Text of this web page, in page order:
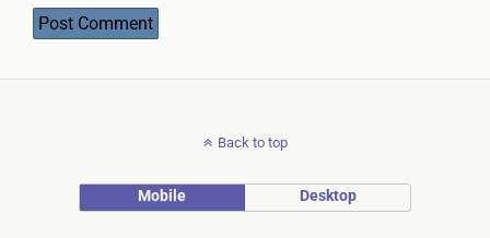
Back to top
Mobile Desktop